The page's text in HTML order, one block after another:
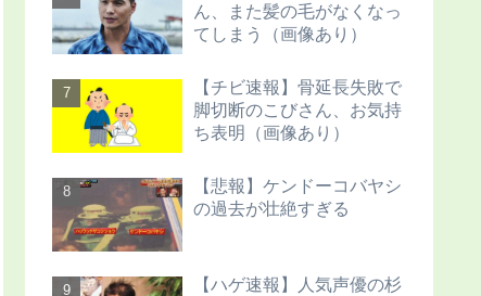
ん、また髪の毛がなくなっ
てしまう（画像あり）
【チビ速報】骨延長失敗で
脚切断のこびさん、お気持
ち表明（画像あり）
【悲報】ケンドーコバヤシ
の過去が壮絶すぎる
【ハゲ速報】人気声優の杉